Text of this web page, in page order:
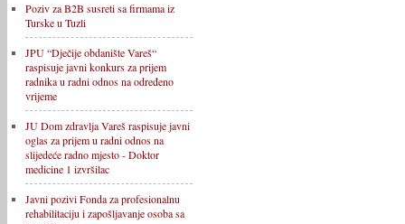
Poziv za B2B susreti sa firmama iz
Turske u Tuzli
JPU “Dječije obdanište Vareš“
raspisuje javni konkurs za prijem
radnika u radni odnos na određeno
vrijeme
JU Dom zdravlja Vareš raspisuje javni
oglas za prijem u radni odnos na
slijedeće radno mjesto - Doktor
medicine 1 izvršilac
Javni pozivi Fonda za profesionalnu
rehabilitaciju i zapošljavanje osoba sa